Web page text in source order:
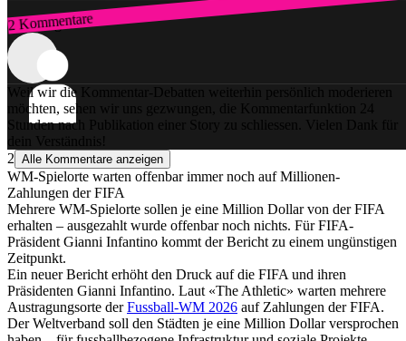
2 Kommentare
Zum Login
Weil wir die Kommentar-Debatten weiterhin persönlich moderieren
möchten, sehen wir uns gezwungen, die Kommentarfunktion 24
Stunden nach Publikation einer Story zu schliessen. Vielen Dank für
dein Verständnis!
2 Alle Kommentare anzeigen
WM-Spielorte warten offenbar immer noch auf Millionen-
Zahlungen der FIFA
Mehrere WM-Spielorte sollen je eine Million Dollar von der FIFA
erhalten – ausgezahlt wurde offenbar noch nichts. Für FIFA-
Präsident Gianni Infantino kommt der Bericht zu einem ungünstigen
Zeitpunkt.
Ein neuer Bericht erhöht den Druck auf die FIFA und ihren
Präsidenten Gianni Infantino. Laut «The Athletic» warten mehrere
Austragungsorte derFussball-WM 2026 auf Zahlungen der FIFA.
Der Weltverband soll den Städten je eine Million Dollar versprochen